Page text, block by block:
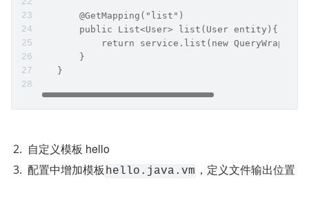
       @GetMapping("list")
       public List<User> list(User entity){
return service.list(new
       }
   }
自定义模板 hello
配置中增加模板 hello.java.vm ，定义文件输出位置